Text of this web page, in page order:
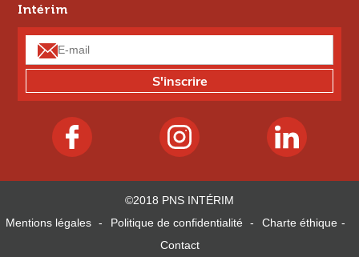
Intérim
©2018 PNS INTÉRIM
Mentions légales
Politique de confidentialité
Charte éthique
Contact